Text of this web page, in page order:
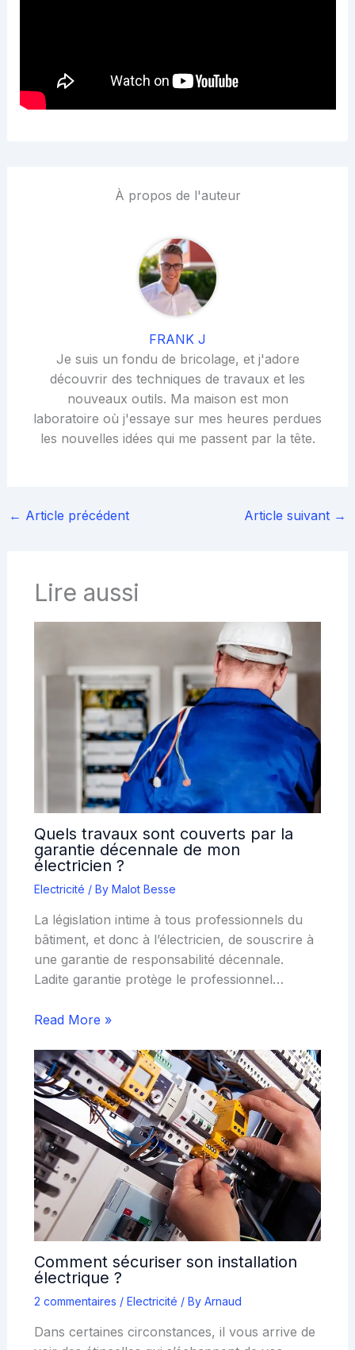
À propos de l'auteur
FRANK J
Je suis un fondu de bricolage, et j'adore
découvrir des techniques de travaux et les
nouveaux outils. Ma maison est mon
laboratoire où j'essaye sur mes heures perdues
les nouvelles idées qui me passent par la tête.
← Article précédent Article suivant →
Lire aussi
Quels travaux sont couverts par la
garantie décennale de mon
électricien ?
Electricité / By Malot Besse
La législation intime à tous professionnels du
bâtiment, et donc à l’électricien, de souscrire à
une garantie de responsabilité décennale.
Ladite garantie protège le professionnel…
Read More »
Comment sécuriser son installation
électrique ?
2 commentaires / Electricité / By Arnaud
Dans certaines circonstances, il vous arrive de